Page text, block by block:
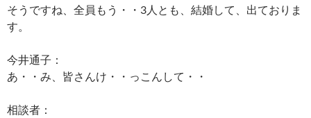
そうですね、全員もう・・3人とも、結婚して、出ておりま
す。
今井通子：
あ・・み、皆さんけ・・っこんして・・
相談者：